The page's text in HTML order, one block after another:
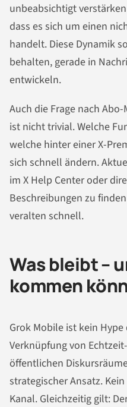
unbeabsichtigt
dass es sich um einen
handelt. Diese Dynamik
behalten, gerade in
entwickeln.
Auch die Frage nach
ist nicht trivial. Welche
welche hinter einer X-
sich schnell ändern.
im X Help Center oder
Beschreibungen zu
veralten schnell.
Was bleibt –
kommen
Grok Mobile ist kein
Verknüpfung von
öffentlichen
strategischer Ansatz.
Kanal. Gleichzeitig gilt: